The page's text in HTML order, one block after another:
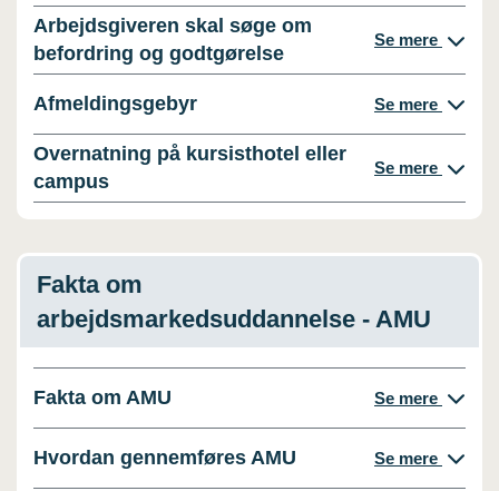
Arbejdsgiveren skal søge om
befordring og godtgørelse
Se mere
Afmeldingsgebyr Se mere
Overnatning på kursisthotel eller
campus
Se mere
Fakta om
arbejdsmarkedsuddannelse - AMU
Fakta om AMU Se mere
Hvordan gennemføres AMU Se mere